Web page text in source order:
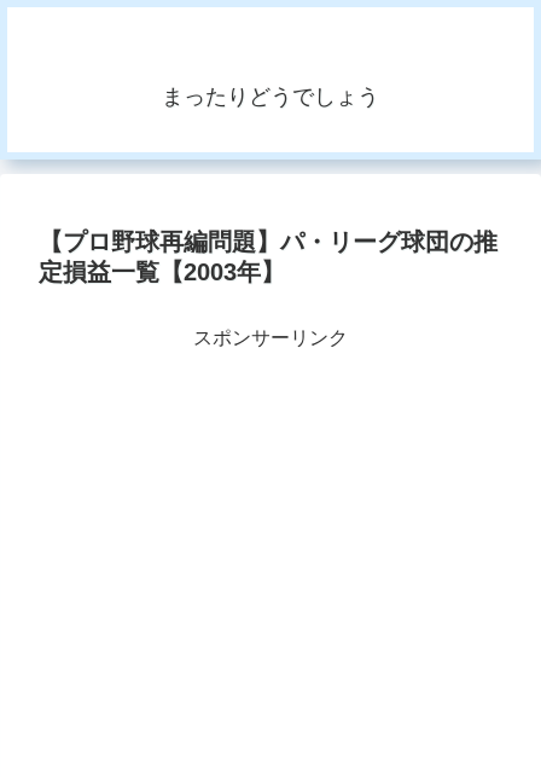
まったりどうでしょう
【プロ野球再編問題】パ・リーグ球団の推
定損益一覧【2003年】
スポンサーリンク